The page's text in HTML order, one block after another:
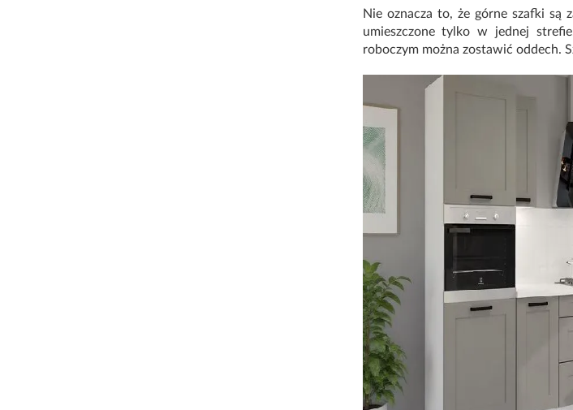
Nie oznacza to, że górne szafki są
umieszczone tylko w jednej
roboczym można zostawić oddech.